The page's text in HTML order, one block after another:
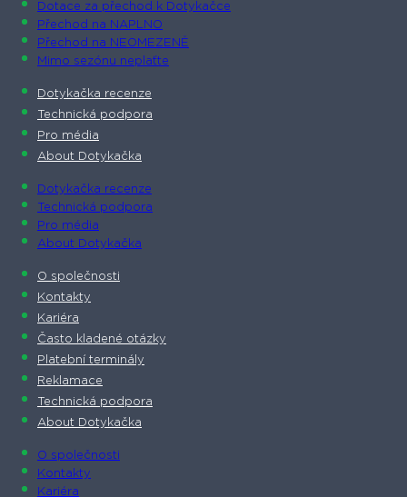
Dotace za přechod k Dotykačce
Přechod na NAPLNO
Přechod na NEOMEZENĚ
Mimo sezónu neplaťte
Dotykačka recenze
Technická podpora
Pro média
About Dotykačka
Dotykačka recenze
Technická podpora
Pro média
About Dotykačka
O společnosti
Kontakty
Kariéra
Často kladené otázky
Platební terminály
Reklamace
Technická podpora
About Dotykačka
O společnosti
Kontakty
Kariéra